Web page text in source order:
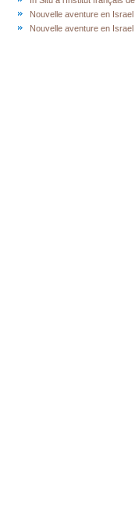
Nouvelle aventure en
Nouvelle aventure en